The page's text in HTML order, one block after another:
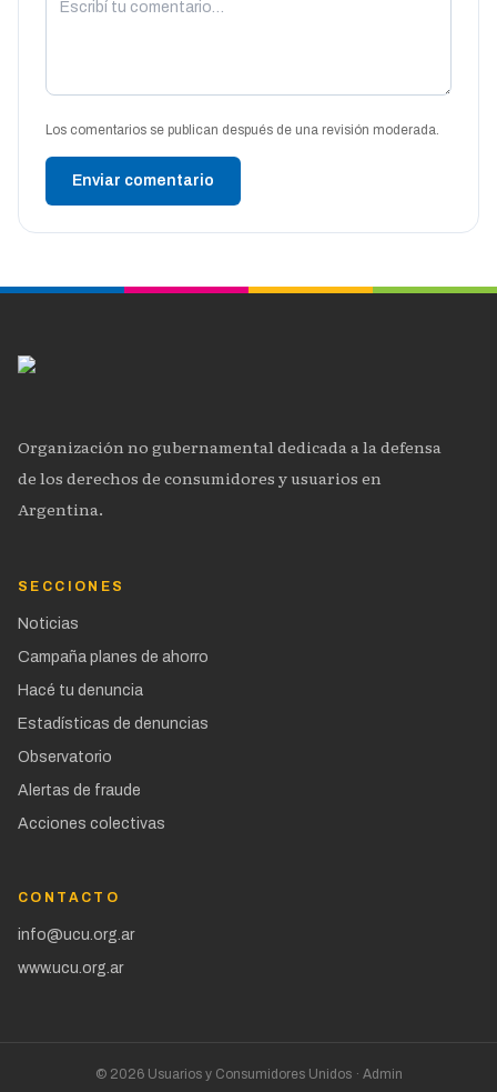
Los comentarios se publican después de una revisión moderada.
Enviar comentario
Organización no gubernamental dedicada a la defensa
de los derechos de consumidores y usuarios en
Argentina.
SECCIONES
Noticias
Campaña planes de ahorro
Hacé tu denuncia
Estadísticas de denuncias
Observatorio
Alertas de fraude
Acciones colectivas
CONTACTO
info@ucu.org.ar
www.ucu.org.ar
© 2026Usuarios y Consumidores Unidos · Admin